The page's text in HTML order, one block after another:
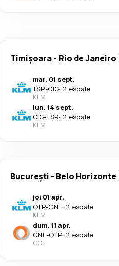
Timișoara- Rio de Janeiro
mar. 01 sept.
TSR-GIG· 2 escale
KLM
lun. 14 sept.
GIG-TSR· 2 escale
KLM
București - Belo Horizonte
joi 01 apr.
OTP-CNF· 2 escale
KLM
dum. 11 apr.
CNF-OTP· 2 escale
GOL